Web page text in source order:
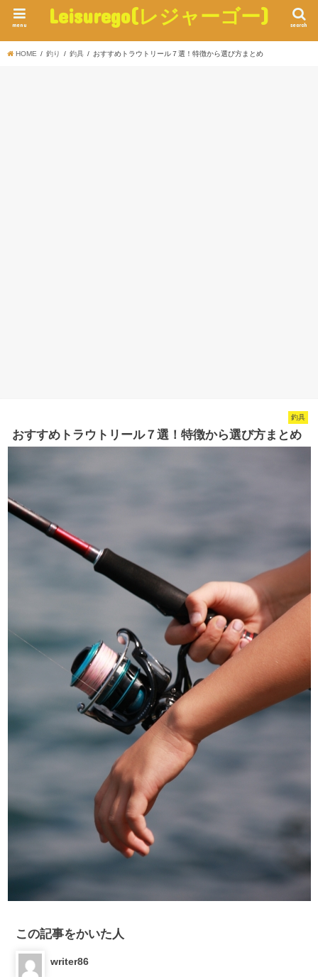
Leisurego(レジャーゴー) search
menu
HOME 釣り 釣具 おすすめトラウトリール７選！特徴から選び方まとめ
釣具
おすすめトラウトリール７選！特徴から選び方まとめ
この記事をかいた人
writer86